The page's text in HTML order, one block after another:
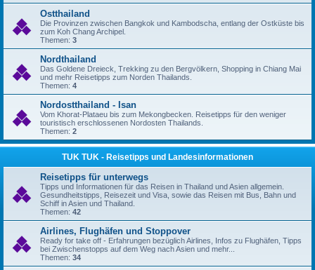
Ostthailand
Die Provinzen zwischen Bangkok und Kambodscha, entlang der Ostküste bis
zum Koh Chang Archipel.
Themen: 3
Nordthailand
Das Goldene Dreieck, Trekking zu den Bergvölkern, Shopping in Chiang Mai
und mehr Reisetipps zum Norden Thailands.
Themen: 4
Nordostthailand - Isan
Vom Khorat-Plataeu bis zum Mekongbecken. Reisetipps für den weniger
touristisch erschlossenen Nordosten Thailands.
Themen: 2
TUK TUK - Reisetipps und Landesinformationen
Reisetipps für unterwegs
Tipps und Informationen für das Reisen in Thailand und Asien allgemein.
Gesundheitstipps, Reisezeit und Visa, sowie das Reisen mit Bus, Bahn und
Schiff in Asien und Thailand.
Themen: 42
Airlines, Flughäfen und Stoppover
Ready for take off - Erfahrungen bezüglich Airlines, Infos zu Flughäfen, Tipps
bei Zwischenstopps auf dem Weg nach Asien und mehr...
Themen: 34